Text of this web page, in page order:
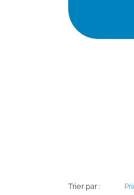
Trier par :